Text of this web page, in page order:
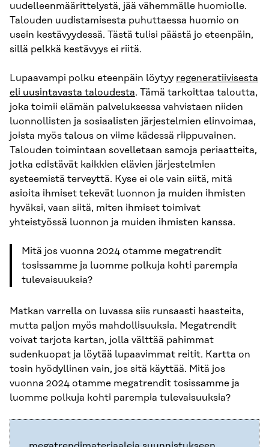
uudelleenmäärittelystä, jää vähemmälle huomiolle.
Talouden uudistamisesta puhuttaessa huomio on
usein kestävyydessä. Tästä tulisi päästä jo eteenpäin,
sillä pelkkä kestävyys ei riitä.
Lupaavampi polku eteenpäin löytyy regeneratiivisesta
eli uusintavasta taloudesta. Tämä tarkoittaa taloutta,
joka toimii elämän palveluksessa vahvistaen niiden
luonnollisten ja sosiaalisten järjestelmien elinvoimaa,
joista myös talous on viime kädessä riippuvainen.
Talouden toimintaan sovelletaan samoja periaatteita,
jotka edistävät kaikkien elävien järjestelmien
systeemistä terveyttä. Kyse ei ole vain siitä, mitä
asioita ihmiset tekevät luonnon ja muiden ihmisten
hyväksi, vaan siitä, miten ihmiset toimivat
yhteistyössä luonnon ja muiden ihmisten kanssa.
Mitä jos vuonna 2024 otamme megatrendit
tosissamme ja luomme polkuja kohti parempia
tulevaisuuksia?
Matkan varrella on luvassa siis runsaasti haasteita,
mutta paljon myös mahdollisuuksia. Megatrendit
voivat tarjota kartan, jolla välttää pahimmat
sudenkuopat ja löytää lupaavimmat reitit. Kartta on
tosin hyödyllinen vain, jos sitä käyttää. Mitä jos
vuonna 2024 otamme megatrendit tosissamme ja
luomme polkuja kohti parempia tulevaisuuksia?